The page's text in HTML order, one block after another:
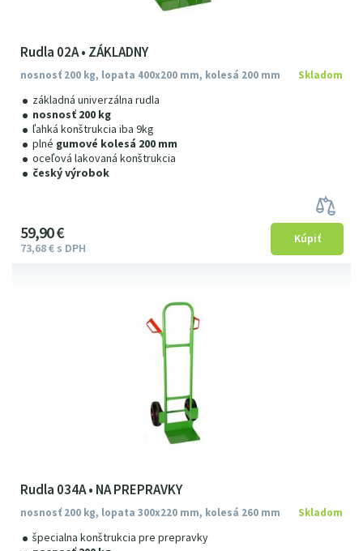
Rudla 02A • ZÁKLADNY
nosnosť 200 kg, lopata 400x200 mm, kolesá 200 mm
základná univerzálna rudla
nosnosť 200 kg
ľahká konštrukcia iba 9kg
plné gumové kolesá 200 mm
oceľová lakovaná konštrukcia
český výrobok
Skladom
59 90€
73 68€ s DPH
Rudla 034A • NA PREPRAVKY
nosnosť 200 kg, lopata 300x220 mm, kolesá 260 mm
špecialna konštrukcia pre prepravky
Skladom